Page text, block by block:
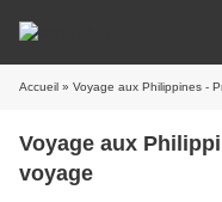
Accueil » Voyage aux Philippines -
Voyage aux
voyage